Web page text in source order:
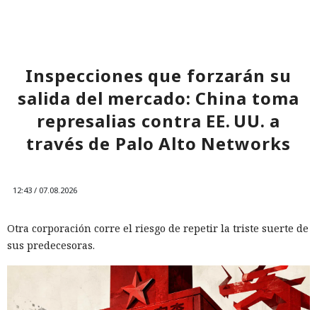
Inspecciones que forzarán su
salida del mercado: China toma
represalias contra EE. UU. a
través de Palo Alto Networks
12:43 / 07.08.2026
Otra corporación corre el riesgo de repetir la triste suerte de
sus predecesoras.